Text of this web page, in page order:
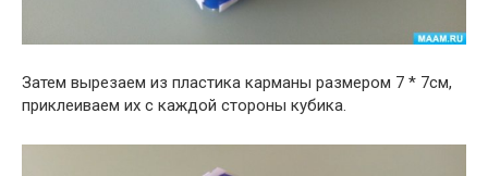
Затем вырезаем из пластика карманы размером 7 * 7см,
приклеиваем их с каждой стороны кубика.